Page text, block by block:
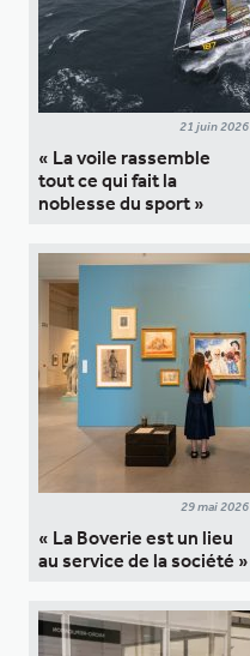
21 juin 2026
« La voile rassemble
tout ce qui fait la
noblesse du sport »
29 mai 2026
« La Boverie est un lieu
au service de la société »